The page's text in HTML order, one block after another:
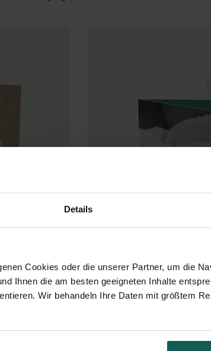
Details
Cookies oder die unserer Partner, um die
Ihnen die am besten geeigneten Inhalte
Wir behandeln Ihre Daten mit größtem